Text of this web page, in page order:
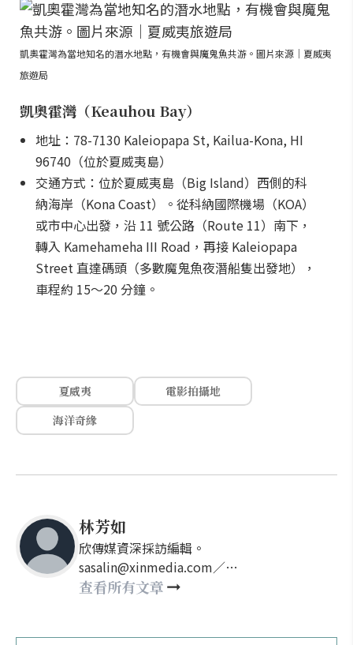
凱奧霍灣為當地知名的潛水地點，有機會與魔鬼魚共游。圖片來源｜夏威夷
旅遊局
凱奧霍灣（Keauhou Bay）
地址：78-7130 Kaleiopapa St, Kailua-Kona, HI
96740（位於夏威夷島）
交通方式：位於夏威夷島（Big Island）西側的科
納海岸（Kona Coast）。從科納國際機場（KOA）
或市中心出發，沿 11 號公路（Route 11）南下，
轉入 Kamehameha III Road，再接 Kaleiopapa
Street 直達碼頭（多數魔鬼魚夜潛船隻出發地），
車程約 15～20 分鐘。
夏威夷
電影拍攝地
海洋奇緣
林芳如
欣傳媒資深採訪編輯。
sasalin@xinmedia.com／
happy21917@gmail.com
查看所有文章